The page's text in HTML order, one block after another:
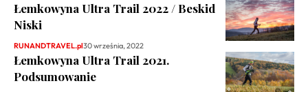
Łemkowyna Ultra Trail 2022 / Beskid
Niski
RUNANDTRAVEL.pl30 września, 2022
Łemkowyna Ultra Trail 2021.
Podsumowanie